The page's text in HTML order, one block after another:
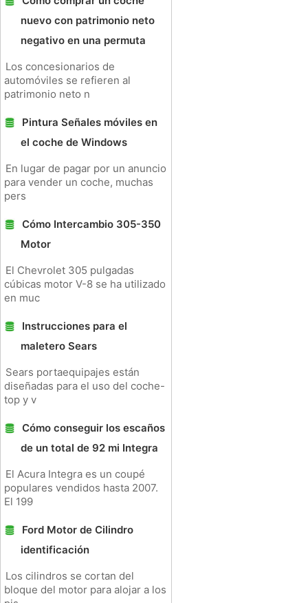
nuevo con patrimonio neto
negativo en una permuta
Los concesionarios de
automóviles se refieren al
patrimonio neto n
Pintura Señales móviles en
el coche de Windows
En lugar de pagar por un anuncio
para vender un coche, muchas
pers
Cómo Intercambio 305-350
Motor
El Chevrolet 305 pulgadas
cúbicas motor V-8 se ha utilizado
en muc
Instrucciones para el
maletero Sears
Sears portaequipajes están
diseñadas para el uso del coche-
top y v
Cómo conseguir los escaños
de un total de 92 mi Integra
El Acura Integra es un coupé
populares vendidos hasta 2007.
El 199
Ford Motor de Cilindro
identificación
Los cilindros se cortan del
bloque del motor para alojar a los